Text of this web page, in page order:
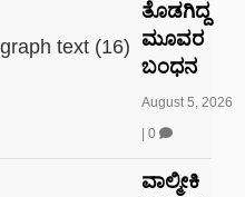
ತೊಡಗಿದ್ದ
ಮೂವರ
ಬಂಧನ
August 5, 2026
0
ವಾಲ್ಮೀಕಿ